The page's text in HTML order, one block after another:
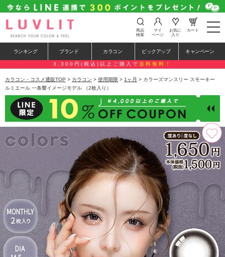
t
o
e
n
a
a
i
o
n
商品
検索
マイ
ページ
お気に
入り
カート
ランキング ブランド カラコン ピックアップ キャンペーン
3,300円(税込)以上ご購入で 送料無料！
カラコン・コスメ通販TOP > カラコン > 使用期限 > 1ヶ月 > カラーズマンスリー スモーキー
ルミエール 一条響イメージモデル （2枚入り）